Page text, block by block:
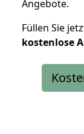
Angebote.
Füllen Sie
kostenlose